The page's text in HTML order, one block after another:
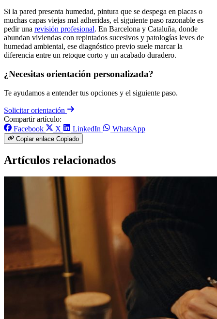
Si la pared presenta humedad, pintura que se despega en placas o
muchas capas viejas mal adheridas, el siguiente paso razonable es
pedir una revisión profesional. En Barcelona y Cataluña, donde
abundan viviendas con repintados sucesivos y patologías leves de
humedad ambiental, ese diagnóstico previo suele marcar la
diferencia entre un retoque corto y un acabado duradero.
¿Necesitas orientación personalizada?
Te ayudamos a entender tus opciones y el siguiente paso.
Solicitar orientación
Compartir artículo:
Facebook
X LinkedIn WhatsApp
Copiar enlace Copiado
Artículos relacionados